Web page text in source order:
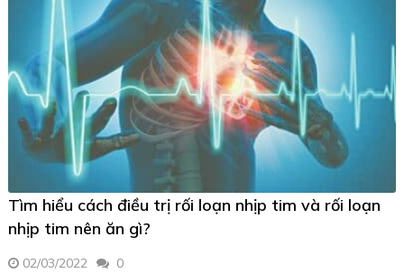
Tìm hiểu cách điều trị rối loạn nhịp tim và rối loạn
nhịp tim nên ăn gì?
02/03/2022 0